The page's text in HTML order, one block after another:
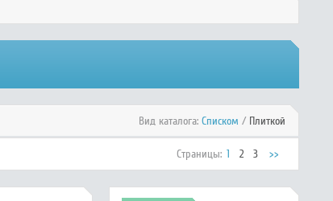
Вид каталога: Списком / Плиткой
Страницы: 1 2 3 >>